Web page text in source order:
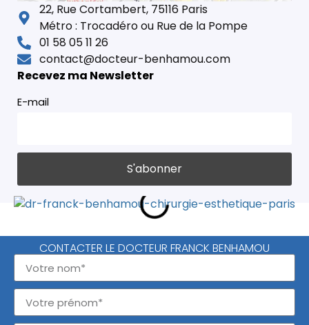
22, Rue Cortambert, 75116 Paris
Métro : Trocadéro ou Rue de la Pompe
01 58 05 11 26
contact@docteur-benhamou.com
Recevez ma Newsletter
E-mail
CONTACTER LE DOCTEUR FRANCK BENHAMOU